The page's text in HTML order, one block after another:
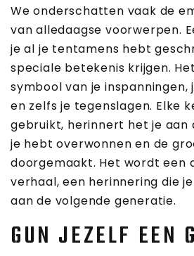
We onderschatten vaak de
van alledaagse voorwerpen.
je al je tentamens hebt
speciale betekenis krijgen.
symbool van je inspanningen,
en zelfs je tegenslagen. Elke
gebruikt, herinnert het je aan
je hebt overwonnen en de
doorgemaakt. Het wordt een
verhaal, een herinnering die
aan de volgende generatie.
GUN JEZELF EEN